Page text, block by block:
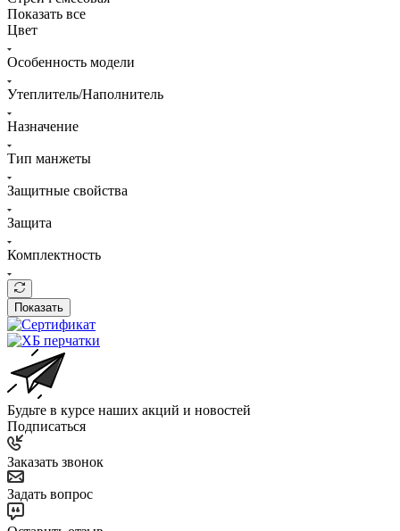
Показать все
Цвет
Особенность модели
Утеплитель/Наполнитель
Назначение
Тип манжеты
Защитные свойства
Защита
Комплектность
Показать
Будьте в курсе наших акций и новостей
Подписаться
Заказать звонок
Задать вопрос